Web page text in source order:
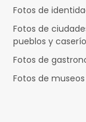
Fotos de
Fotos de
pueblos y
Fotos de
Fotos de museos